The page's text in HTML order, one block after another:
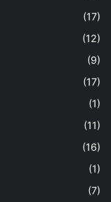
(17)
(12)
(9)
(17)
(1)
(11)
(16)
(1)
(7)